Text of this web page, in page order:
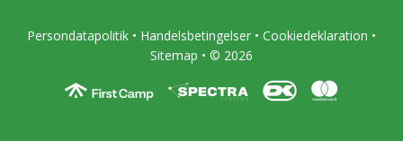
Persondatapolitik • Handelsbetingelser • Cookiedeklaration •
Sitemap • © 2026